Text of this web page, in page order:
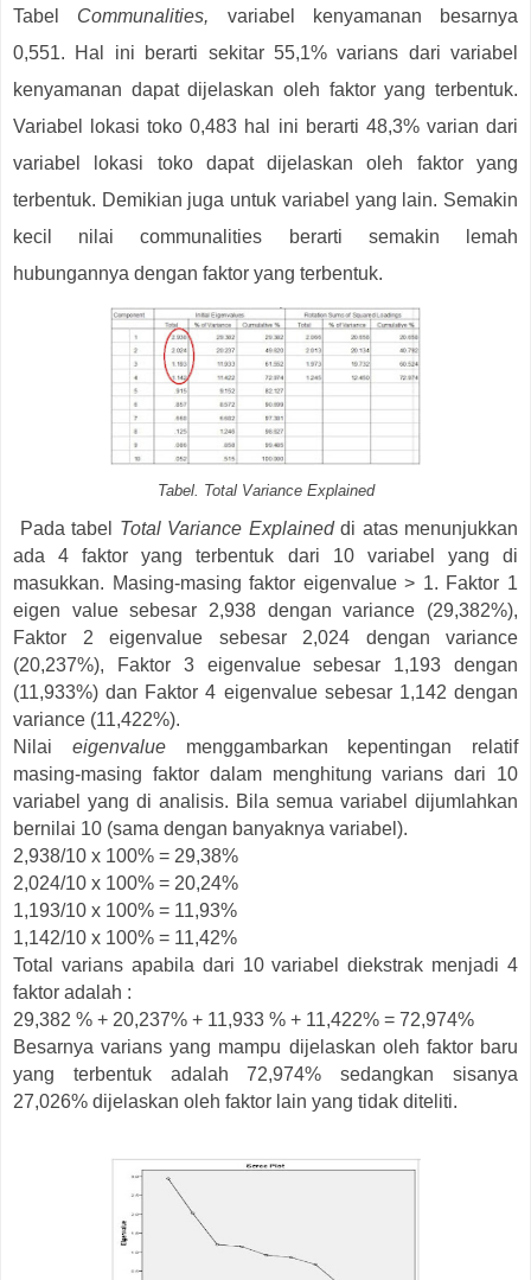
Tabel Communalities, variabel kenyamanan besarnya
0,551. Hal ini berarti sekitar 55,1% varians dari variabel
kenyamanan dapat dijelaskan oleh faktor yang terbentuk.
Variabel lokasi toko 0,483 hal ini berarti 48,3% varian dari
variabel lokasi toko dapat dijelaskan oleh faktor yang
terbentuk. Demikian juga untuk variabel yang lain. Semakin
kecil nilai communalities berarti semakin lemah
hubungannya dengan faktor yang terbentuk.
Tabel. Total Variance Explained
Pada tabel Total Variance Explained di atas menunjukkan
ada 4 faktor yang terbentuk dari 10 variabel yang di
masukkan. Masing-masing faktor eigenvalue > 1. Faktor 1
eigen value sebesar 2,938 dengan variance (29,382%),
Faktor 2 eigenvalue sebesar 2,024 dengan variance
(20,237%), Faktor 3 eigenvalue sebesar 1,193 dengan
(11,933%) dan Faktor 4 eigenvalue sebesar 1,142 dengan
variance (11,422%).
Nilai eigenvaluemenggambarkan kepentingan relatif
masing-masing faktor dalam menghitung varians dari 10
variabel yang di analisis. Bila semua variabel dijumlahkan
bernilai 10 (sama dengan banyaknya variabel).
2,938/10 x 100% = 29,38%
2,024/10 x 100% = 20,24%
1,193/10 x 100% = 11,93%
1,142/10 x 100% = 11,42%
Total varians apabila dari 10 variabel diekstrak menjadi 4
faktor adalah :
29,382 % + 20,237% + 11,933 % + 11,422% = 72,974%
Besarnya varians yang mampu dijelaskan oleh faktor baru
yang terbentuk adalah 72,974% sedangkan sisanya
27,026% dijelaskan oleh faktor lain yang tidak diteliti.